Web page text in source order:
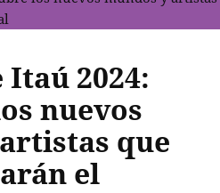
Itaú 2024:
nuevos
que
el